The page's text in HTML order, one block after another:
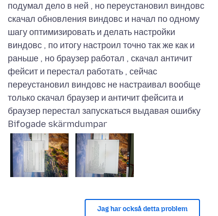
подумал дело в ней , но переустановил виндовс
скачал обновления виндовс и начал по одному
шагу оптимизировать и делать настройки
виндовс , по итогу настроил точно так же как и
раньше , но браузер работал , скачал античит
фейсит и перестал работать , сейчас
переустановил виндовс не настраивал вообще
только скачал браузер и античит фейсита и
Bifogade skärmdumpar
Jag har också detta problem